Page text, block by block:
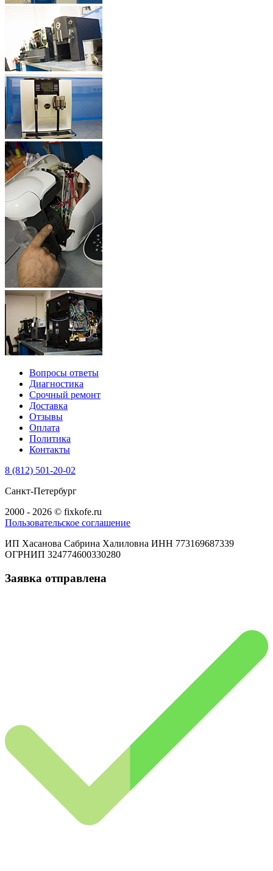
Вопросы ответы
Диагностика
Срочный ремонт
Доставка
Отзывы
Оплата
Политика
Контакты
8 (812) 501-20-02
Санкт-Петербург
2000 - 2026 © fixkofe.ru
Пользовательское соглашение
ИП Хасанова Сабрина Халиловна ИНН 773169687339
ОГРНИП 324774600330280
Заявка отправлена